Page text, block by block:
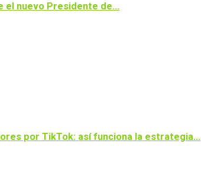
el nuevo Presidente de…
por TikTok: así funciona la estrategia…